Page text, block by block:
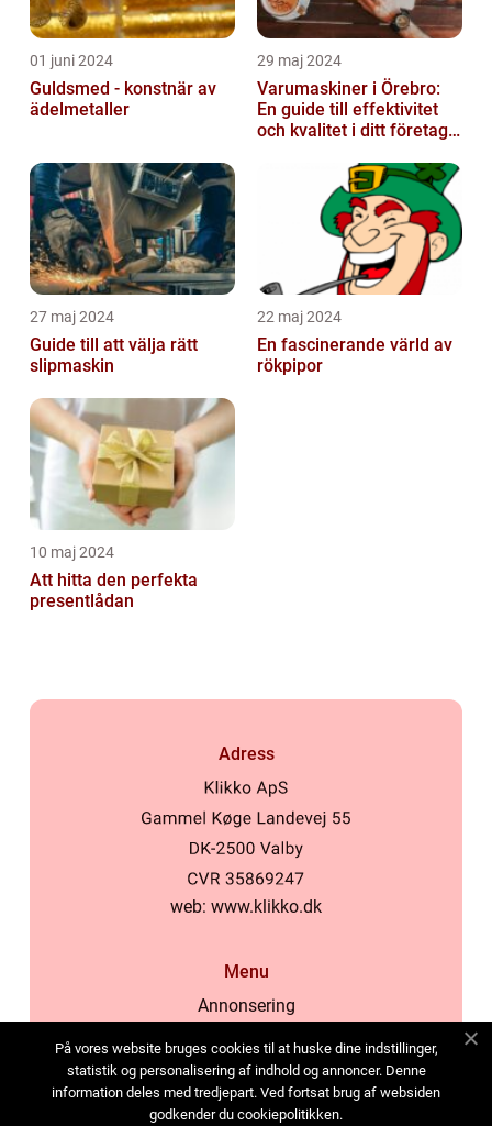
01 juni 2024
Guldsmed - konstnär av
ädelmetaller
29 maj 2024
Varumaskiner i Örebro:
En guide till effektivitet
och kvalitet i ditt företags
27 maj 2024
Guide till att välja rätt
slipmaskin
22 maj 2024
En fascinerande värld av
rökpipor
10 maj 2024
Att hitta den perfekta
presentlådan
Adress
web: www.klikko.dk
Menu
Annonsering
Cookies
Kontakta oss
På vores website bruges cookies til at huske dine indstillinger,
statistik og personalisering af indhold og annoncer. Denne
information deles med tredjepart. Ved fortsat brug af websiden
godkender du cookiepolitikken.